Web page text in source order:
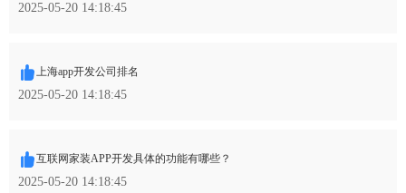
2025-05-20 14:18:45
上海app开发公司排名
2025-05-20 14:18:45
互联网家装APP开发具体的功能有哪些？
2025-05-20 14:18:45